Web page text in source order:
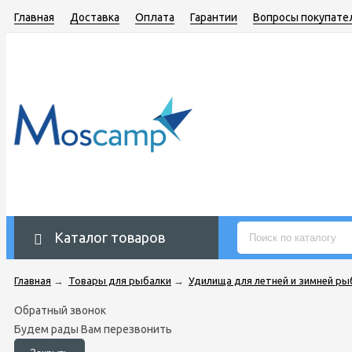
Главная Доставка Оплата Гарантии Вопросы
Каталог товаров
Главная → Товары для рыбалки → Удилища для летней и зимней
Обратный звонок
Будем рады Вам перезвонить